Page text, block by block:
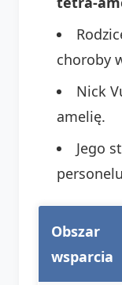
choroby
Nick
amelię.
Jego
Obszar
wsparcia